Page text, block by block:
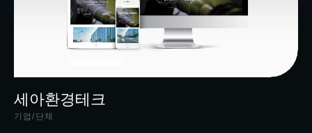
세아환경테크
기업/단체